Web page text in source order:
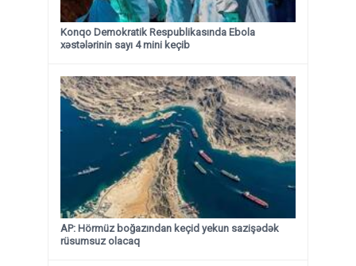
Konqo Demokratik Respublikasında Ebola
xəstələrinin sayı 4 mini keçib
AP: Hörmüz boğazından keçid yekun sazişədək
rüsumsuz olacaq